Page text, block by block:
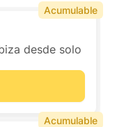
desde solo
Acumulable
Acumulable